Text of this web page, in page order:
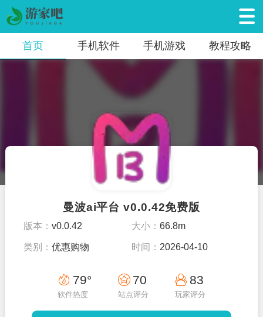
首页 手机软件 手机游戏 教程攻略
曼波ai平台 v0.0.42免费版
版本：v0.0.42 大小： 66.8m
类别：优惠购物 时间： 2026-04-10
79°
软件热度
70
站点评分
83
玩家评分